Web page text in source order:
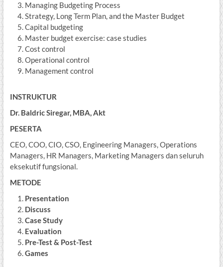
Managing Budgeting Process
Strategy, Long Term Plan, and the Master Budget
Capital budgeting
Master budget exercise: case studies
Cost control
Operational control
Management control
INSTRUKTUR
Dr. Baldric Siregar, MBA, Akt
PESERTA
CEO, COO, CIO, CSO, Engineering Managers, Operations
Managers, HR Managers, Marketing Managers dan seluruh
eksekutif fungsional.
METODE
Presentation
Discuss
Case Study
Evaluation
Pre-Test & Post-Test
Games